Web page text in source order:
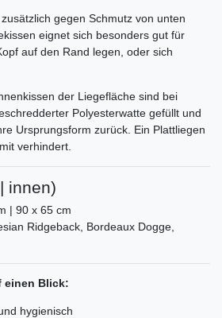
gegen Schmutz von unten
eignet sich besonders gut für
auf den Rand legen, oder sich
der Liegefläche sind bei
Polyesterwatte gefüllt und
Ursprungsform zurück. Ein Plattliegen
verhindert.
innen)
| 90 x 65 cm
Ridgeback, Bordeaux Dogge,
einen Blick:
hygienisch